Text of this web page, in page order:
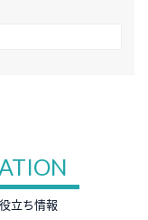
立ち情報